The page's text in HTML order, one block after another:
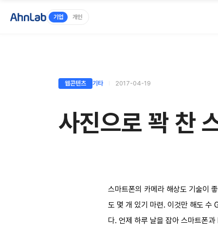
기업 개인
웹콘텐츠 기타 2017-04-19
사진으로 꽉 찬
스마트폰의 카메라 해상도 기술이
도 몇 개 있기 마련. 이것만 해도 수
다. 언제 하루 날을 잡아 스마트폰